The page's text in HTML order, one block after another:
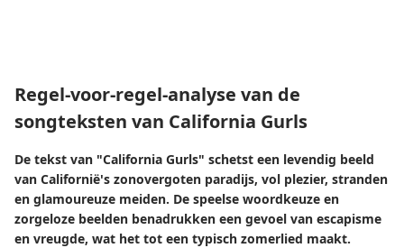
Regel-voor-regel-analyse van de
songteksten van California Gurls
De tekst van "California Gurls" schetst een levendig beeld
van Californië's zonovergoten paradijs, vol plezier, stranden
en glamoureuze meiden. De speelse woordkeuze en
zorgeloze beelden benadrukken een gevoel van escapisme
en vreugde, wat het tot een typisch zomerlied maakt.